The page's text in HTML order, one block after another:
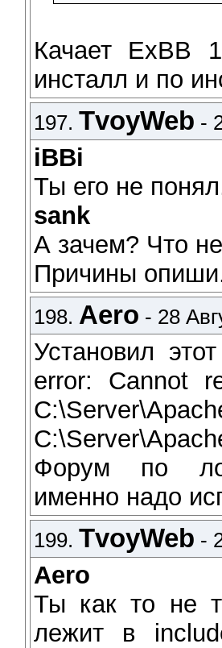
Качает ExBB
инсталл и по
197.TvoyWeb -
iBBi
Ты его не
sank
А зачем? Что
Причины
198. Aero - 28
Установил
error: Cannot
Форум по
именно надо
199.TvoyWeb -
Aero
Ты как то не
лежит в